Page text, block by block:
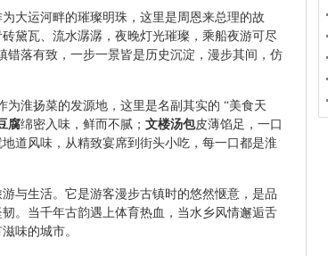
大运河畔的璀璨明珠，这里是周恩来总理的故
黛瓦、流水潺潺，夜晚灯光璀璨，乘船夜游可尽
错落有致，一步一景皆是历史沉淀，漫步其间，仿
淮扬菜的发源地，这里是名副其实的 “美食天
腐绵密入味，鲜而不腻； 文楼汤包皮薄馅足，一口
道风味，从精致宴席到街头小吃，每一口都是淮
与生活。它是游客漫步古镇时的悠然惬意，是品
。当千年古韵遇上体育热血，当水乡风情邂逅舌
味的城市。